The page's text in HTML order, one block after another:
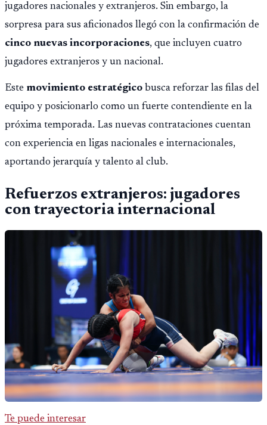
jugadores nacionales y extranjeros. Sin embargo, la
sorpresa para sus aficionados llegó con la confirmación de
cinco nuevas incorporaciones, que incluyen cuatro
jugadores extranjeros y un nacional.
Este movimiento estratégico busca reforzar las filas del
equipo y posicionarlo como un fuerte contendiente en la
próxima temporada. Las nuevas contrataciones cuentan
con experiencia en ligas nacionales e internacionales,
aportando jerarquía y talento al club.
Refuerzos extranjeros: jugadores
con trayectoria internacional
Te puede interesar